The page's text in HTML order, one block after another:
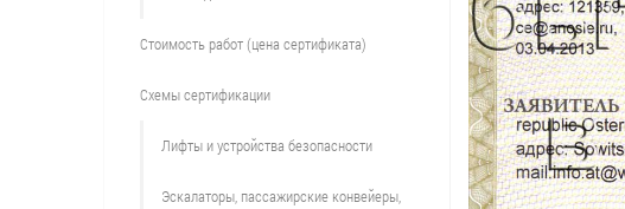
Стоимость работ (цена сертификата)
Схемы сертификации
Лифты и устройства безопасности
Эскалаторы, пассажирские конвейеры,